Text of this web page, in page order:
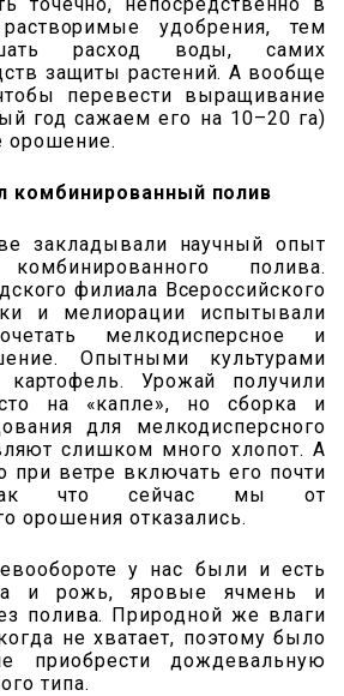
удобрения, тем
расход воды, самих
защиты растений. А вообще
перевести выращивание
год сажаем его на 10–20 га)
орошение.
комбинированный полив
закладывали научный опыт
комбинированного полива.
филиала Всероссийского
и мелиорации испытывали
мелкодисперсное и
Опытными культурами
Урожай получили
на «капле», но сборка и
для мелкодисперсного
слишком много хлопот. А
при ветре включать его почти
Так что сейчас мы от
орошения отказались.
у нас были и есть
и рожь, яровые ячмень и
полива. Природной же влаги
не хватает, поэтому было
приобрести дождевальную
типа.